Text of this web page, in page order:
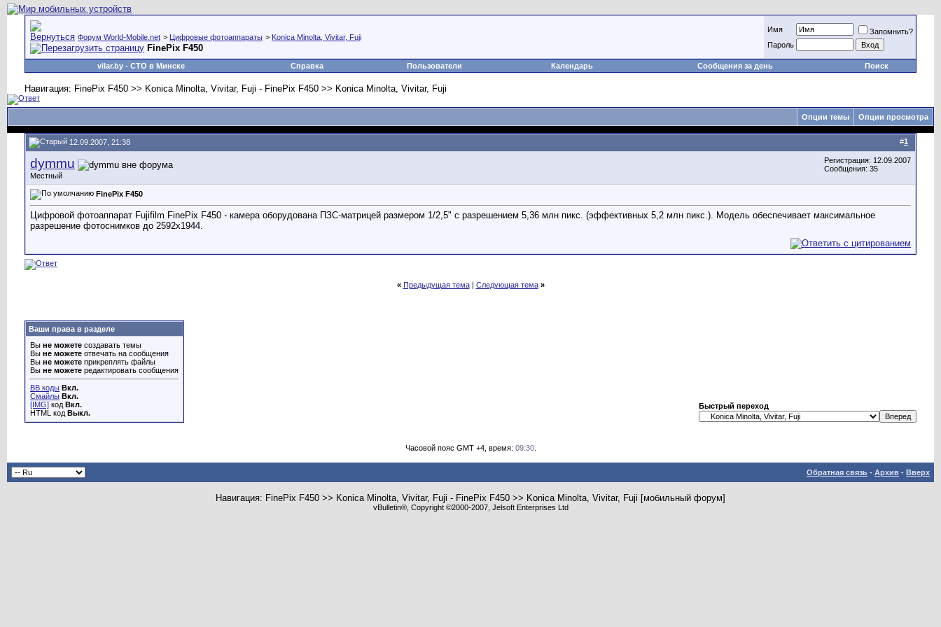
Форум World-Mobile.net > Цифровые фотоаппараты > Konica Minolta, Vivitar, Fuji
FinePix F450
Имя
Запомнить?
Пароль
vilar.by - СТО в Минске Справка Пользователи Календарь Сообщения за день Поиск
Навигация: FinePix F450 >> Konica Minolta, Vivitar, Fuji - FinePix F450 >> Konica Minolta, Vivitar, Fuji
Опции темы Опции просмотра
#1
12.09.2007, 21:38
dymmu
Местный
Регистрация: 12.09.2007
Сообщения: 35
FinePix F450
Цифровой фотоаппарат Fujifilm FinePix F450 - камера оборудована ПЗС-матрицей размером 1/2,5" с разрешением 5,36 млн пикс. (эффективных 5,2 млн пикс.). Модель обеспечивает максимальное
разрешение фотоснимков до 2592x1944.
« Предыдущая тема| Следующая тема »
Ваши права в разделе
Вы не можете создавать темы
Вы не можете отвечать на сообщения
Вы не можете прикреплять файлы
Вы не можете редактировать сообщения
BB коды Вкл.
Смайлы Вкл.
[IMG] код Вкл.
HTML код Выкл.
Быстрый переход
Часовой пояс GMT +4, время: 09:30.
Обратная связь - Архив - Вверх
Навигация: FinePix F450 >> Konica Minolta, Vivitar, Fuji - FinePix F450 >> Konica Minolta, Vivitar, Fuji [мобильный форум]
vBulletin®, Copyright ©2000-2007, Jelsoft Enterprises Ltd